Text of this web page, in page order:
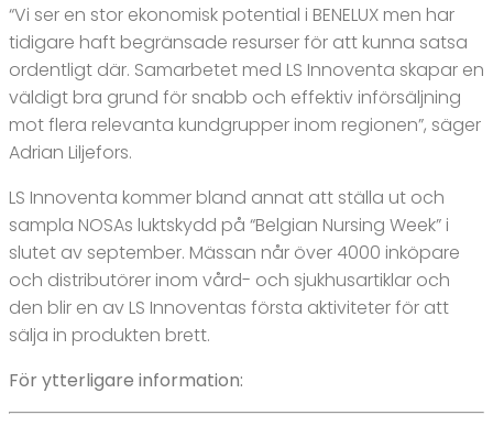
“Vi ser en stor ekonomisk potential i BENELUX men har
tidigare haft begränsade resurser för att kunna satsa
ordentligt där. Samarbetet med LS Innoventa skapar en
väldigt bra grund för snabb och effektiv införsäljning
mot flera relevanta kundgrupper inom regionen”, säger
Adrian Liljefors.
LS Innoventa kommer bland annat att ställa ut och
sampla NOSAs luktskydd på “Belgian Nursing Week” i
slutet av september. Mässan når över 4000 inköpare
och distributörer inom vård- och sjukhusartiklar och
den blir en av LS Innoventas första aktiviteter för att
sälja in produkten brett.
För ytterligare information: